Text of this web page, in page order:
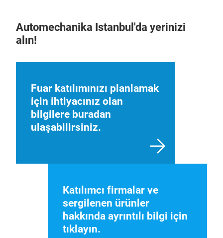
Automechanika Istanbul'da yerinizi
alın!
Fuar katılımınızı planlamak
için ihtiyacınız olan
bilgilere buradan
ulaşabilirsiniz.
Katılımcı firmalar ve
sergilenen ürünler
hakkında ayrıntılı bilgi için
tıklayın.